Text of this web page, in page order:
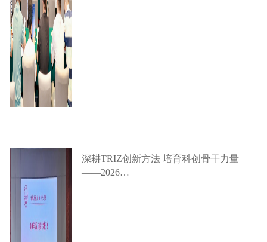
深耕TRIZ创新方法 培育科创骨干力量
——2026…